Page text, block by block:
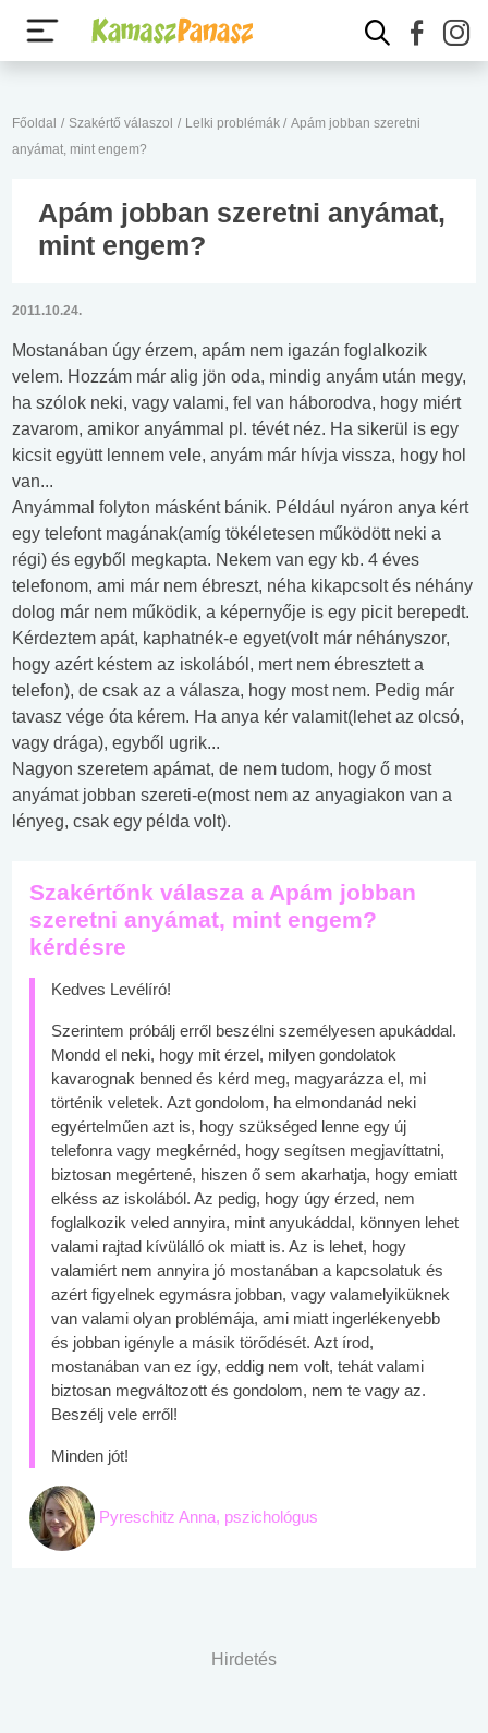
Főoldal / Szakértő válaszol / Lelki problémák / Apám jobban szeretni
anyámat, mint engem?
Apám jobban szeretni anyámat,
mint engem?
2011.10.24.
Mostanában úgy érzem, apám nem igazán foglalkozik
velem. Hozzám már alig jön oda, mindig anyám után megy,
ha szólok neki, vagy valami, fel van háborodva, hogy miért
zavarom, amikor anyámmal pl. tévét néz. Ha sikerül is egy
kicsit együtt lennem vele, anyám már hívja vissza, hogy hol
van...
Anyámmal folyton másként bánik. Például nyáron anya kért
egy telefont magának(amíg tökéletesen működött neki a
régi) és egyből megkapta. Nekem van egy kb. 4 éves
telefonom, ami már nem ébreszt, néha kikapcsolt és néhány
dolog már nem működik, a képernyője is egy picit berepedt.
Kérdeztem apát, kaphatnék-e egyet(volt már néhányszor,
hogy azért késtem az iskolából, mert nem ébresztett a
telefon), de csak az a válasza, hogy most nem. Pedig már
tavasz vége óta kérem. Ha anya kér valamit(lehet az olcsó,
vagy drága), egyből ugrik...
Nagyon szeretem apámat, de nem tudom, hogy ő most
anyámat jobban szereti-e(most nem az anyagiakon van a
lényeg, csak egy példa volt).
Szakértőnk válasza a Apám jobban
szeretni anyámat, mint engem?
kérdésre
Kedves Levélíró!
Szerintem próbálj erről beszélni személyesen apukáddal.
Mondd el neki, hogy mit érzel, milyen gondolatok
kavarognak benned és kérd meg, magyarázza el, mi
történik veletek. Azt gondolom, ha elmondanád neki
egyértelműen azt is, hogy szükséged lenne egy új
telefonra vagy megkérnéd, hogy segítsen megjavíttatni,
biztosan megértené, hiszen ő sem akarhatja, hogy emiatt
elkéss az iskolából. Az pedig, hogy úgy érzed, nem
foglalkozik veled annyira, mint anyukáddal, könnyen lehet
valami rajtad kívülálló ok miatt is. Az is lehet, hogy
valamiért nem annyira jó mostanában a kapcsolatuk és
azért figyelnek egymásra jobban, vagy valamelyiküknek
van valami olyan problémája, ami miatt ingerlékenyebb
és jobban igényle a másik törődését. Azt írod,
mostanában van ez így, eddig nem volt, tehát valami
biztosan megváltozott és gondolom, nem te vagy az.
Beszélj vele erről!
Minden jót!
Pyreschitz Anna, pszichológus
Hirdetés